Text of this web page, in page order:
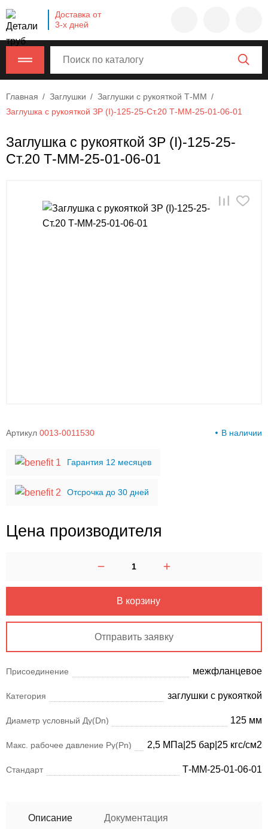
Доставка от
3-х дней
Главная Заглушки
Заглушки с рукояткой Т-ММ
Заглушка с рукояткой ЗР (I)-125-25-Ст.20 Т-ММ-25-01-06-01
Заглушка с рукояткой ЗР (I)-125-25-
Ст.20 Т-ММ-25-01-06-01
Артикул 0013-0011530 В наличии
Гарантия 12 месяцев
Отсрочка до 30 дней
Цена производителя
В корзину
Отправить заявку
Присоединение межфланцевое
Категория заглушки с рукояткой
Диаметр условный Ду(Dn) 125 мм
Макс. рабочее давление Ру(Pn) 2,5 МПа|25 бар|25 кгс/см2
Стандарт Т-ММ-25-01-06-01
Описание Документация
Company
name
Россия
620000,
Москва,
ул.
Калужская,
info@example.com